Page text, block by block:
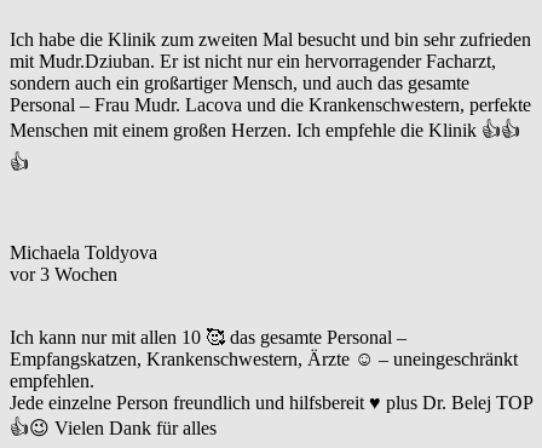
Ich habe die Klinik zum zweiten Mal besucht und bin sehr zufrieden
mit Mudr.Dziuban. Er ist nicht nur ein hervorragender Facharzt,
sondern auch ein großartiger Mensch, und auch das gesamte
Personal – Frau Mudr. Lacova und die Krankenschwestern, perfekte
Menschen mit einem großen Herzen. Ich empfehle die Klinik 👍👍
👍
Michaela Toldyova
vor 3 Wochen
Ich kann nur mit allen 10 🥰 das gesamte Personal –
Empfangskatzen, Krankenschwestern, Ärzte ☺️ – uneingeschränkt
empfehlen.
Jede einzelne Person freundlich und hilfsbereit ♥️ plus Dr. Belej TOP
👍😉 Vielen Dank für alles